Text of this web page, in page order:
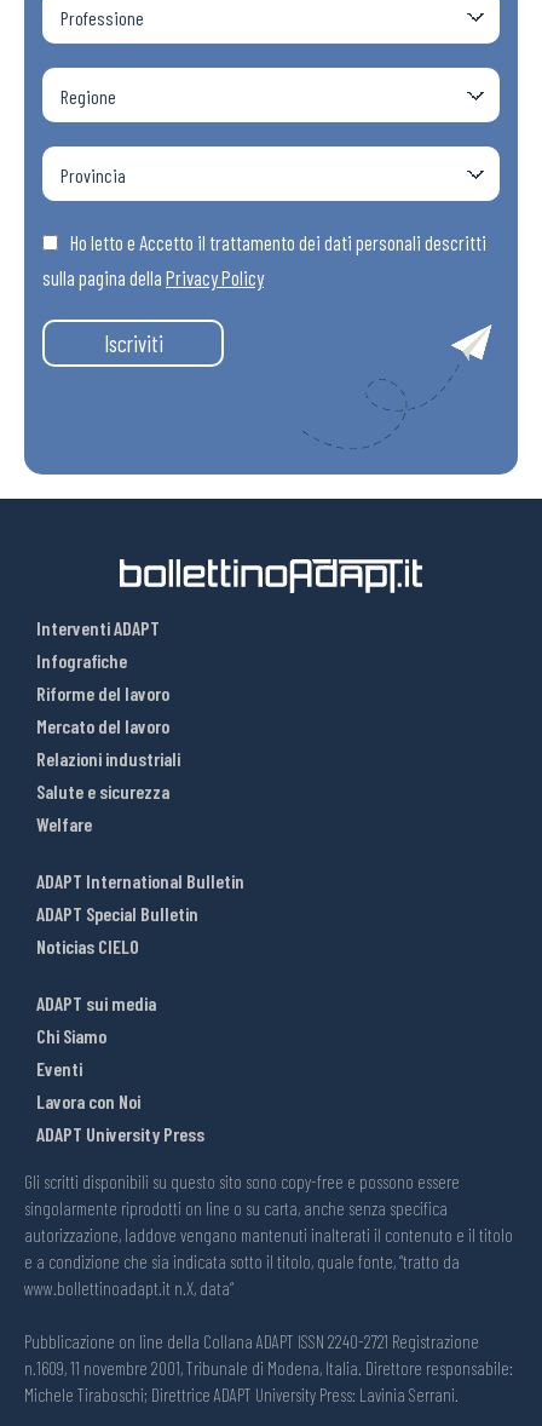
Ho letto e Accetto il trattamento dei dati personali descritti
sulla pagina della Privacy Policy
Iscriviti
Interventi ADAPT
Infografiche
Riforme del lavoro
Mercato del lavoro
Relazioni industriali
Salute e sicurezza
Welfare
ADAPT International Bulletin
ADAPT Special Bulletin
Noticias CIELO
ADAPT sui media
Chi Siamo
Eventi
Lavora con Noi
ADAPT University Press
Gli scritti disponibili su questo sito sono copy-free e possono essere
singolarmente riprodotti on line o su carta, anche senza specifica
autorizzazione, laddove vengano mantenuti inalterati il contenuto e il titolo
e a condizione che sia indicata sotto il titolo, quale fonte, “tratto da
www.bollettinoadapt.it n.X, data“
Pubblicazione on line della Collana ADAPT ISSN 2240-2721 Registrazione
n.1609, 11 novembre 2001, Tribunale di Modena, Italia. Direttore responsabile:
Michele Tiraboschi; Direttrice ADAPT University Press: Lavinia Serrani.